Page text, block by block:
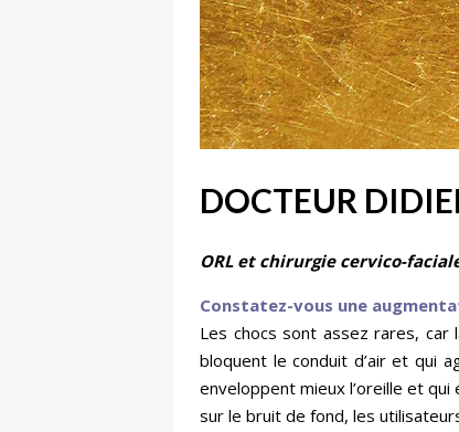
DOCTEUR
ORL et chirurgie cervico-
Constatez-vous une
Les chocs sont assez rares,
bloquent le conduit d’air et qui
enveloppent mieux l’oreille et
sur le bruit de fond, les